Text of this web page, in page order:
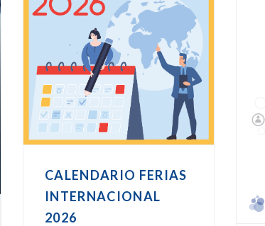
CALENDARIO FERIAS
INTERNACIONAL
2026